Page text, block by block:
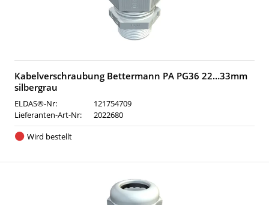
Kabelverschraubung Bettermann PA PG36 22…33mm
silbergrau
ELDAS®-Nr:
121754709
Lieferanten-Art-Nr:
2022680
Wird bestellt